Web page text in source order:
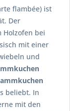
flambée) ist
Der
bei
mit einer
und
beliebt. In
mit den